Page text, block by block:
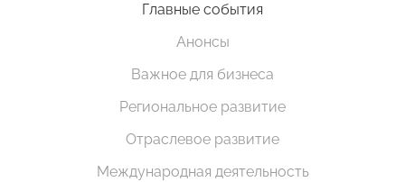
Главные события
Анонсы
Важное для бизнеса
Региональное развитие
Отраслевое развитие
Международная деятельность